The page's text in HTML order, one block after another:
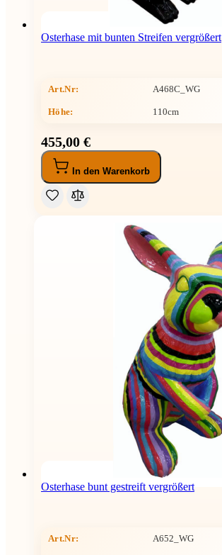
Osterhase mit bunten Streifen vergrößert
Art.Nr: A468C_WG
Höhe: 110cm
455,00 €
In den Warenkorb
Osterhase bunt gestreift vergrößert
Art.Nr: A652_WG